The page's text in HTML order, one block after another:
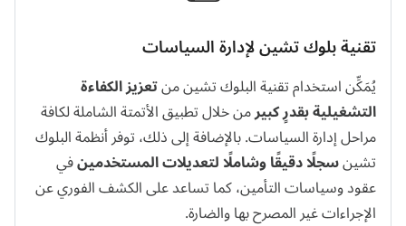
تقنية بلوك تشين لإدارة السياسات
يُمَكِّن استخدام تقنية البلوك تشين منتعزيز الكفاءة
التشغيلية بقدرٍ كبيرمن خلال تطبيق الأتمتة الشاملة لكافة
مراحل إدارة السياسات. بالإضافة إلى ذلك، توفر أنظمة البلوك
تشينسجلًا دقيقًا وشاملًا لتعديلات المستخدمينفي
عقود وسياسات التأمين، كما تساعد على الكشف الفوري عن
الإجراءات غير المصرح بها والضارة.